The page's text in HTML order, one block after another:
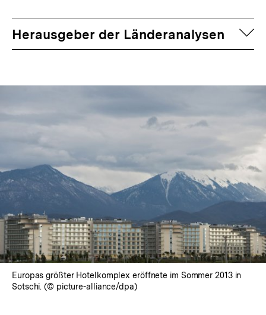
Herausgeber der Länderanalysen
Europas größter Hotelkomplex eröffnete im Sommer 2013 in
Sotschi. (© picture-alliance/dpa)